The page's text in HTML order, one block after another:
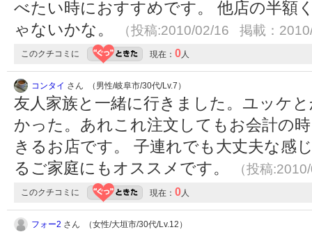
べたい時におすすめです。 他店の半額
ゃないかな。
（投稿:2010/02/16 掲載：
このクチコミに 現在： 0人
コンタイ さん （男性/岐阜市/30代/Lv.7）
友人家族と一緒に行きました。ユッケ
かった。あれこれ注文してもお会計の
きるお店です。 子連れでも大丈夫な感
るご家庭にもオススメです。
（投稿
このクチコミに 現在： 0人
フォー2 さん （女性/大垣市/30代/Lv.12）